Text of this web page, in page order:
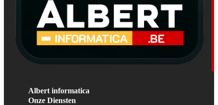
Albert informatica
Onze Diensten